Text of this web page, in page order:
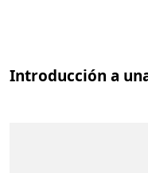
Introducción a